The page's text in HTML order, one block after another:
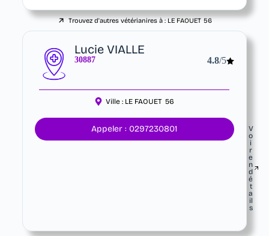
Trouvez d'autres vétérianires à : LE FAOUET 56
Lucie VIALLE
30887 4.8/5
Ville : LE FAOUET 56
Appeler : 0297230801
V
o
i
r
e
n
d
é
t
a
il
s